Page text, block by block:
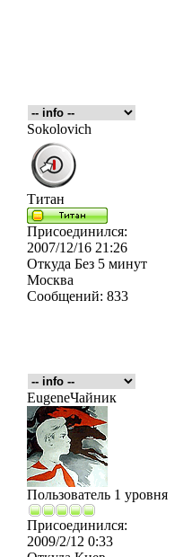
Sokolovich
Титан
Присоединился:
2007/12/16 21:26
Откуда Без 5 минут
Москва
Сообщений: 833
EugeneЧайник
Пользователь 1 уровня
Присоединился:
2009/2/12 0:33